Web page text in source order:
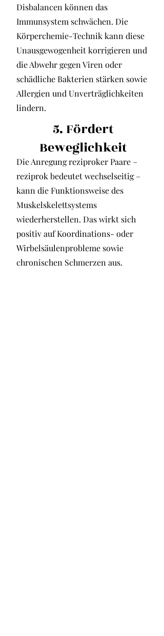
Disbalancen können das
Immunsystem schwächen. Die
Körperchemie-Technik kann diese
Unausgewogenheit korrigieren und
die Abwehr gegen Viren oder
schädliche Bakterien stärken sowie
Allergien und Unverträglichkeiten
lindern.
5. Fördert
Beweglichkeit
Die Anregung reziproker Paare –
reziprok bedeutet wechselseitig –
kann die Funktionsweise des
Muskelskelettsystems
wiederherstellen. Das wirkt sich
positiv auf Koordinations- oder
Wirbelsäulenprobleme sowie
chronischen Schmerzen aus.